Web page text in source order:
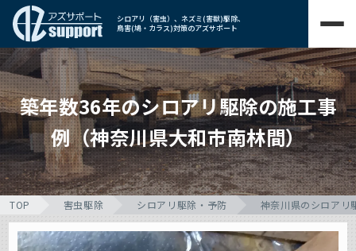
シロアリ（害虫）、ネズミ(害獣)駆除、
鳥害(鳩・カラス)対策のアズサポート
築年数36年のシロアリ駆除の施工事
例（神奈川県大和市南林間）
TOP 害虫駆除 シロアリ駆除・予防 神奈川県のシロアリ